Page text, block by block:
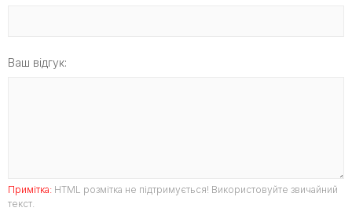
Ваш відгук:
Примітка: HTML розмітка не підтримується! Використовуйте звичайний
текст.